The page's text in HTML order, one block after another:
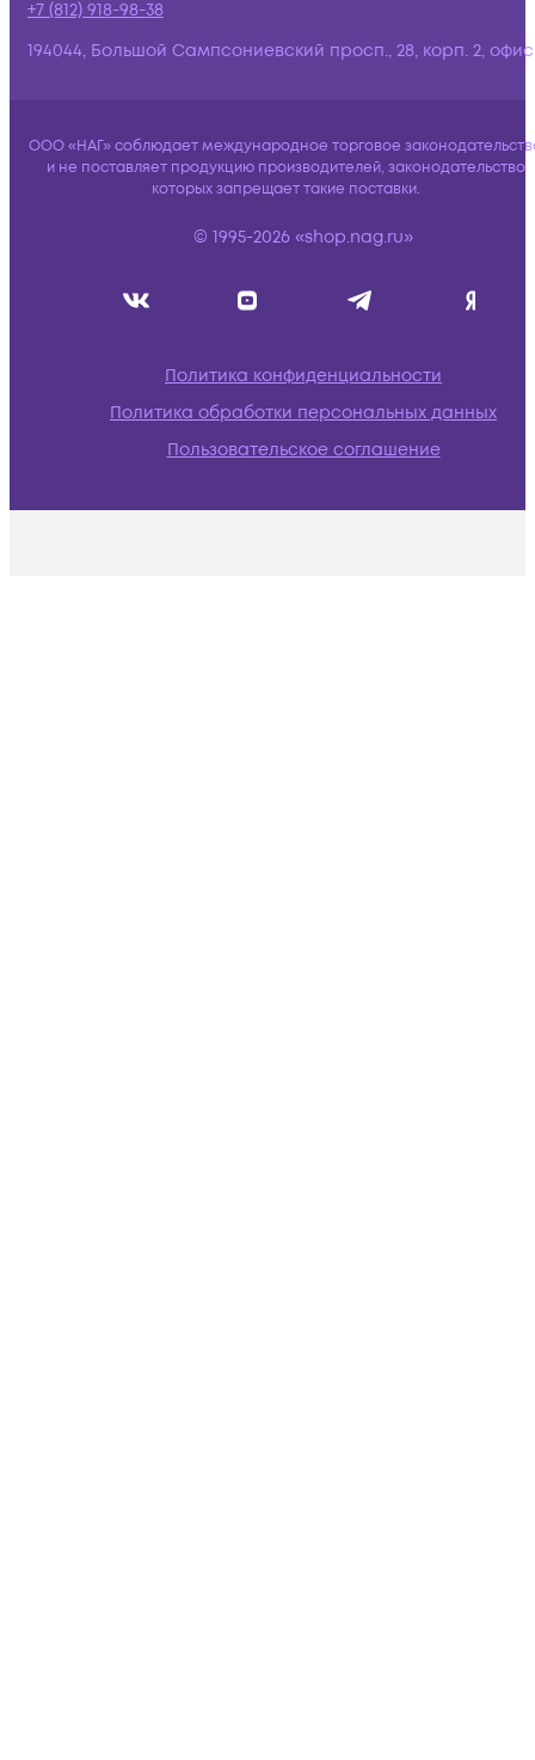
+7 (812) 918-98-38
194044, Большой Сампсониевский просп., 28, корп. 2,
ООО «НАГ» соблюдает международное торговое
и не поставляет продукцию производителей, законодательство
которых запрещает такие поставки.
© 1995-2026 «shop.nag.ru»
Политика конфиденциальности
Политика обработки персональных данных
Пользовательское соглашение